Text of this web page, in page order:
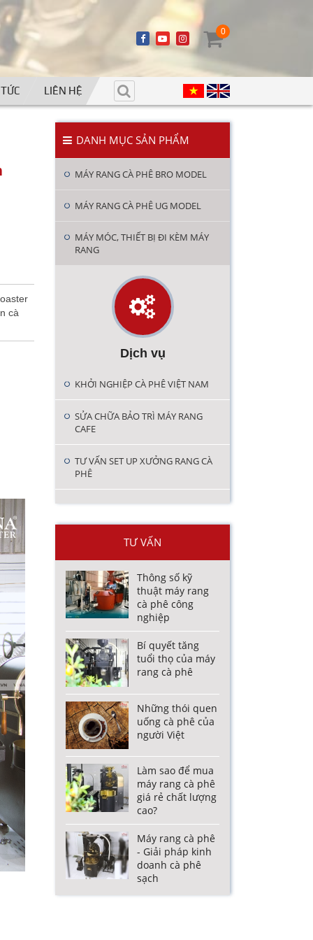
0
LIÊN HỆ
cà
DANH MỤC SẢN PHẨM
MÁY RANG CÀ PHÊ BRO MODEL
MÁY RANG CÀ PHÊ UG MODEL
MÁY MÓC, THIẾT BỊ ĐI KÈM MÁY
RANG
Dịch vụ
KHỞI NGHIỆP CÀ PHÊ VIỆT NAM
SỬA CHỮA BẢO TRÌ MÁY RANG
CAFE
TƯ VẤN SET UP XƯỞNG RANG CÀ
PHÊ
TƯ VẤN
Thông số kỹ
thuật máy rang
cà phê công
nghiệp
Bí quyết tăng
tuổi thọ của máy
rang cà phê
Những thói quen
uống cà phê của
người Việt
Làm sao để mua
máy rang cà phê
giá rẻ chất lượng
cao?
Máy rang cà phê
- Giải pháp kinh
doanh cà phê
sạch